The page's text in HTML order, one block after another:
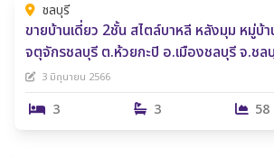
ชลบุรี
ขายบ้านเดี่ยว 2ชั้น สไตล์บาหลี หลังมุม หมู่บ้
จตุจักรชลบุรี ต.ห้วยกะปิ อ.เมืองชลบุรี จ.ชล
3 มิถุนายน 2566
3 3 58